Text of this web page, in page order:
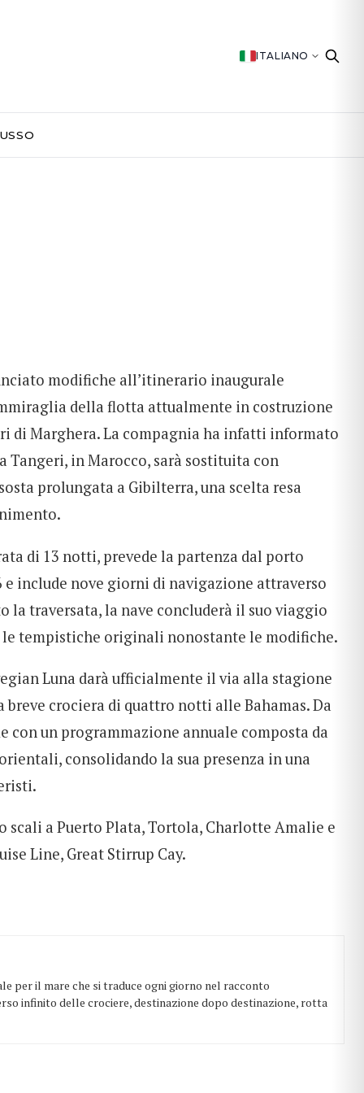
ITALIANO
modifiche all’itinerario inaugurale
della flotta attualmente in costruzione
di Marghera. La compagnia ha infatti informato
in Marocco, sarà sostituita con
prolungata a Gibilterra, una scelta resa
di 13 notti, prevede la partenza dal porto
e include nove giorni di navigazione attraverso
la traversata, la nave concluderà il suo viaggio
tempistiche originali nonostante le modifiche.
Luna darà ufficialmente il via alla stagione
crociera di quattro notti alle Bahamas. Da
con un programmazione annuale composta da
consolidando la sua presenza in una
a Puerto Plata, Tortola, Charlotte Amalie e
Line, Great Stirrup Cay.
per il mare che si traduce ogni giorno nel racconto
infinito delle crociere, destinazione dopo destinazione, rotta